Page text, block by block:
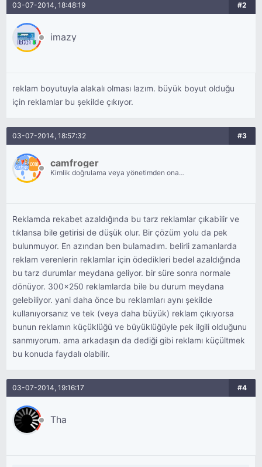
03-07-2014, 18:48:19 #2
imazy
reklam boyutuyla alakalı olması lazım. büyük boyut olduğu
için reklamlar bu şekilde çıkıyor.
03-07-2014, 18:57:32 #3
camfroger
Kimlik doğrulama veya yönetimden onay
Reklamda rekabet azaldığında bu tarz reklamlar çıkabilir ve
tıklansa bile getirisi de düşük olur. Bir çözüm yolu da pek
bulunmuyor. En azından ben bulamadım. belirli zamanlarda
reklam verenlerin reklamlar için ödedikleri bedel azaldığında
bu tarz durumlar meydana geliyor. bir süre sonra normale
dönüyor. 300x250 reklamlarda bile bu durum meydana
gelebiliyor. yani daha önce bu reklamları aynı şekilde
kullanıyorsanız ve tek (veya daha büyük) reklam çıkıyorsa
bunun reklamın küçüklüğü ve büyüklüğüyle pek ilgili olduğunu
sanmıyorum. ama arkadaşın da dediği gibi reklamı küçültmek
bu konuda faydalı olabilir.
03-07-2014, 19:16:17 #4
Tha